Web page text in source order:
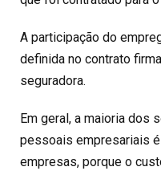
A participação do
definida no contrato
seguradora.
Em geral, a maioria dos
pessoais empresariais
empresas, porque o